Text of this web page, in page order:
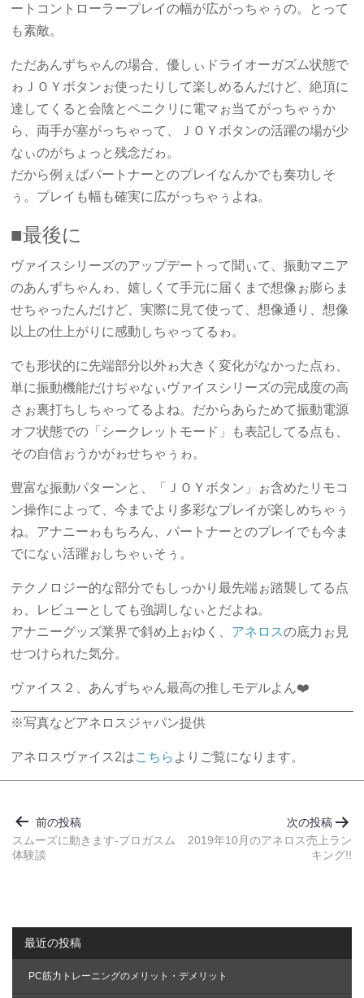
ートコントローラープレイの幅が広がっちゃぅの。とって
も素敵。
ただあんずちゃんの場合、優しぃドライオーガズム状態で
ゎＪＯＹボタンぉ使ったりして楽しめるんだけど、絶頂に
達してくると会陰とペニクリに電マぉ当てがっちゃぅか
ら、両手が塞がっちゃって、ＪＯＹボタンの活躍の場が少
なぃのがちょっと残念だゎ。
だから例ぇばパートナーとのプレイなんかでも奏功しそ
ぅ。プレイも幅も確実に広がっちゃぅよね。
■最後に
ヴァイスシリーズのアップデートって聞ぃて、振動マニア
のあんずちゃんゎ、嬉しくて手元に届くまで想像ぉ膨らま
せちゃったんだけど、実際に見て使って、想像通り、想像
以上の仕上がりに感動しちゃってるゎ。
でも形状的に先端部分以外ゎ大きく変化がなかった点ゎ、
単に振動機能だけぢゃなぃヴァイスシリーズの完成度の高
さぉ裏打ちしちゃってるよね。だからあらためて振動電源
オフ状態での「シークレットモード」も表記してる点も、
その自信ぉうかがゎせちゃぅゎ。
豊富な振動パターンと、「ＪＯＹボタン」ぉ含めたリモコ
ン操作によって、今までより多彩なプレイが楽しめちゃぅ
ね。アナニーゎもちろん、パートナーとのプレイでも今ま
でになぃ活躍ぉしちゃぃそぅ。
テクノロジー的な部分でもしっかり最先端ぉ踏襲してる点
ゎ、レビューとしても強調しなぃとだよね。
アナニーグッズ業界で斜め上ぉゆく、 アネロスの底力ぉ見
せつけられた気分。
ヴァイス２、あんずちゃん最高の推しモデルよん❤️
※写真などアネロスジャパン提供
アネロスヴァイス2はこちら よりご覧になります。
稿
ナ
ビ
シ
ョ
ン
前の投稿
スムーズに動きます-プロガスム
体験談
次の投稿
2019年10月のアネロス売上ラン
キング!!
最近の投稿
PC筋力トレーニングのメリット・デメリット